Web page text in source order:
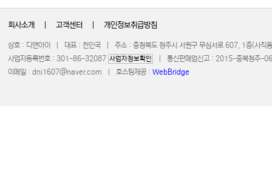
회사소개 고객센터 개인정보취급방침
상호 : 디앤아이 | 대표 : 천인국 | 주소 : 충청북도 청주시 서원구 무심서로 607, 1층(사직
사업자등록번호 : 301-86-32087 사업자정보확인
| 통신판매업신고 : 2015-충북청
이메일 : dni1607@naver.com | 호스팅제공 : WebBridge